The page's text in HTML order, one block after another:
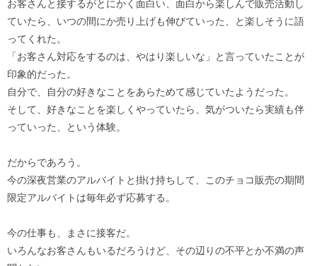
お客さんと接するがとにかく面白い、面白から楽しんで販売活動し
ていたら、いつの間にか売り上げも伸びていった、と楽しそうに語
ってくれた。
「お客さん対応をするのは、やはり楽しいな」と言っていたことが
印象的だった。
自分で、自分の好きなことをあらためて感じていたようだった。
そして、好きなことを楽しくやっていたら、気がついたら実績も伴
っていった、という体験。
だからであろう。
今の深夜営業のアルバイトと掛け持ちして、このチョコ販売の期間
限定アルバイトは毎年必ず応募する。
今の仕事も、まさに接客だ。
いろんなお客さんもいるだろうけど、その辺りの不平とか不満の声